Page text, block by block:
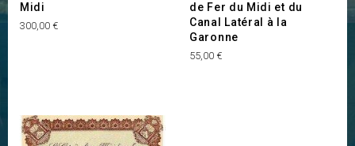
Midi
Prix
300,00 €
de Fer du Midi et du
Canal Latéral à la
Garonne
Prix
55,00 €